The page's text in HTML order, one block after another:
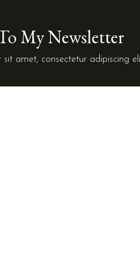
My Newsletter
sit amet, consectetur adipiscing